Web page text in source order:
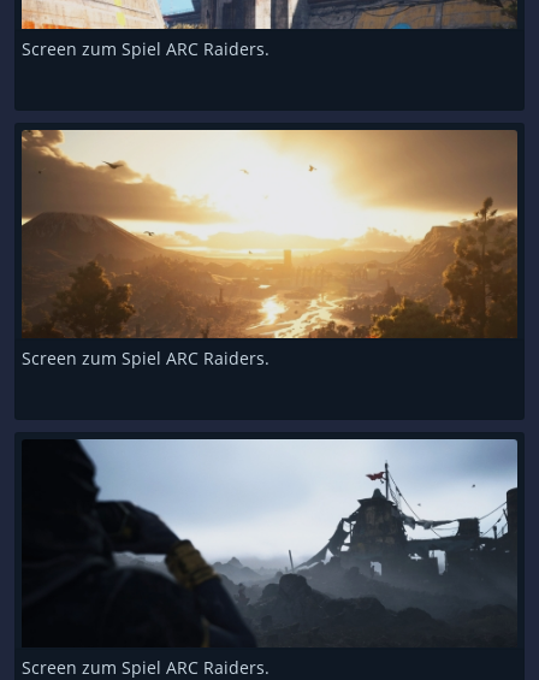
Screen zum Spiel ARC Raiders.
Screen zum Spiel ARC Raiders.
Screen zum Spiel ARC Raiders.